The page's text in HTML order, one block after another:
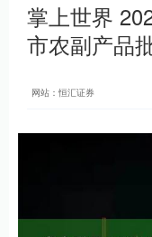
掌上世界
市农副产品
网站：恒汇证券